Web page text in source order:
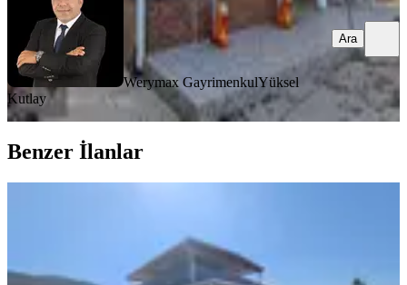
Werymax GayrimenkulYüksel
Kutlay
Ara
Benzer İlanlar
Buca, Kırklar Mahallesi